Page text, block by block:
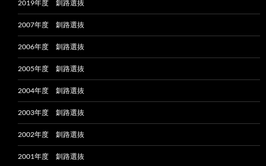
2019年度 釧路選抜
2007年度 釧路選抜
2006年度 釧路選抜
2005年度 釧路選抜
2004年度 釧路選抜
2003年度 釧路選抜
2002年度 釧路選抜
2001年度 釧路選抜